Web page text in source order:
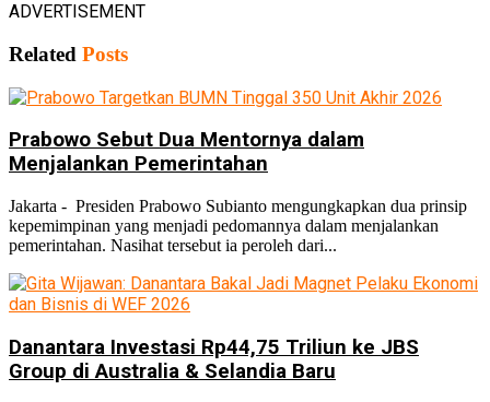
ADVERTISEMENT
Related Posts
Prabowo Sebut Dua Mentornya dalam
Menjalankan Pemerintahan
Jakarta - Presiden Prabowo Subianto mengungkapkan dua prinsip
kepemimpinan yang menjadi pedomannya dalam menjalankan
pemerintahan. Nasihat tersebut ia peroleh dari...
Danantara Investasi Rp44,75 Triliun ke JBS
Group di Australia & Selandia Baru